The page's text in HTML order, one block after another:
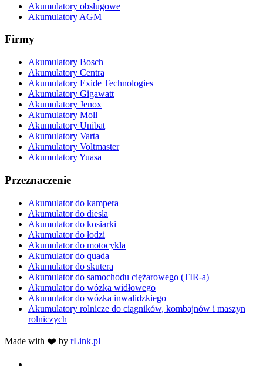
Akumulatory obsługowe
Akumulatory AGM
Firmy
Akumulatory Bosch
Akumulatory Centra
Akumulatory Exide Technologies
Akumulatory Gigawatt
Akumulatory Jenox
Akumulatory Moll
Akumulatory Unibat
Akumulatory Varta
Akumulatory Voltmaster
Akumulatory Yuasa
Przeznaczenie
Akumulator do kampera
Akumulator do diesla
Akumulator do kosiarki
Akumulator do łodzi
Akumulator do motocykla
Akumulator do quada
Akumulator do skutera
Akumulator do samochodu ciężarowego (TIR-a)
Akumulator do wózka widłowego
Akumulator do wózka inwalidzkiego
Akumulatory rolnicze do ciągników, kombajnów i maszyn
rolniczych
Made with ❤️ by rLink.pl